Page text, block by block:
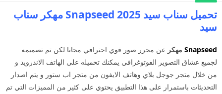
تحميل سناب سيد 2025 Snapseed مهكر سناب
سيد
Snapseed مهكر عن محرر صور قوي احترافي مجانا لكن تم تصميمه
لجميع عشاق التصوير الفوتوغرافي يمكنك تحميله على الهاتف الاندرويد و
من خلال متجر جوجل بلاي وهاتف الايفون من متجر اب ستور و يتم اصدار
التحديثات باستمرار على هذا التطبيق يحتوي على كثير من المميزات التي تم